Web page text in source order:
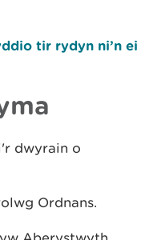
tir rydyn ni’n ei
dwyrain o
Ordnans.